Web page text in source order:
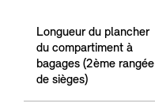
Longueur du plancher
du compartiment à
bagages (2ème rangée
de sièges)